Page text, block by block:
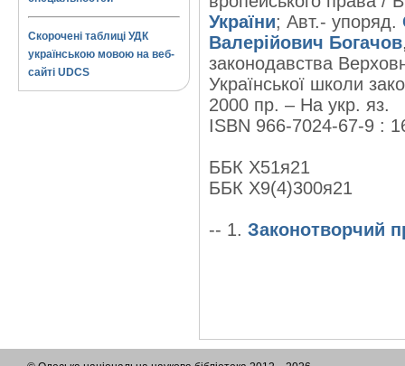
Скорочені таблиці УДК
українською мовою на веб-
сайті UDCS
України; Авт.- упоряд.
Валерійович Богачов
законодавства
Української школи
2000 пр. – На укр. яз.
ISBN 966-7024-67-9 :
ББК Х51я21
ББК Х9(4)300я21
-- 1. Законотворчий